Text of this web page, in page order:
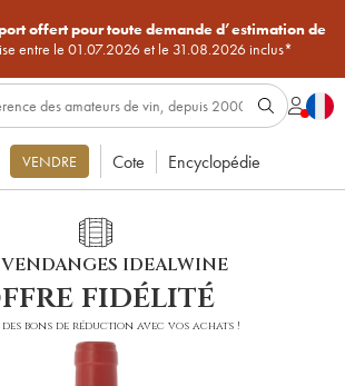
offert pour toute demande d’estimation de
entre le 01.07.2026 et le 31.08.2026 inclus*
VENDRE Cote Encyclopédie
VENDANGES IDEALWINE
fidélité
des bons de réduction avec vos achats !